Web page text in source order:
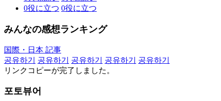
0役に立つ 0役に立つ
みんなの感想ランキング
国際・日本 記事
공유하기
공유하기 공유하기 공유하기
공유하기
リンクコピーが完了しました。
포토뷰어